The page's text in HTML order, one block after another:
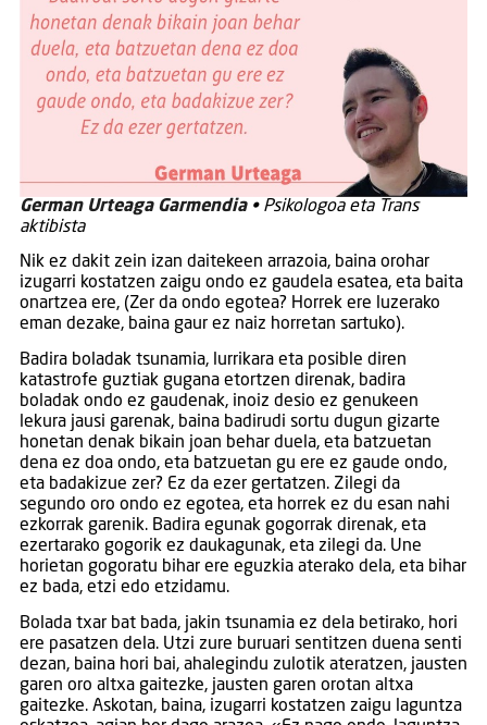
German Urteaga Garmendia• Psikologoa eta Trans
aktibista
Nik ez dakit zein izan daitekeen arrazoia, baina orohar
izugarri kostatzen zaigu ondo ez gaudela esatea, eta baita
onartzea ere, (Zer da ondo egotea? Horrek ere luzerako
eman dezake, baina gaur ez naiz horretan sartuko).
Badira boladak tsunamia, lurrikara eta posible diren
katastrofe guztiak gugana etortzen direnak, badira
boladak ondo ez gaudenak, inoiz desio ez genukeen
lekura jausi garenak, baina badirudi sortu dugun gizarte
honetan denak bikain joan behar duela, eta batzuetan
dena ez doa ondo, eta batzuetan gu ere ez gaude ondo,
eta badakizue zer? Ez da ezer gertatzen. Zilegi da
segundo oro ondo ez egotea, eta horrek ez du esan nahi
ezkorrak garenik. Badira egunak gogorrak direnak, eta
ezertarako gogorik ez daukagunak, eta zilegi da. Une
horietan gogoratu bihar ere eguzkia aterako dela, eta bihar
ez bada, etzi edo etzidamu.
Bolada txar bat bada, jakin tsunamia ez dela betirako, hori
ere pasatzen dela. Utzi zure buruari sentitzen duena senti
dezan, baina hori bai, ahalegindu zulotik ateratzen, jausten
garen oro altxa gaitezke, jausten garen orotan altxa
gaitezke. Askotan, baina, izugarri kostatzen zaigu laguntza